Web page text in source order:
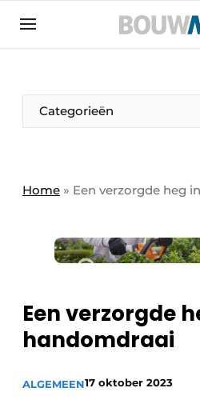
Aanmelden
Bedrijven
Bedrijven
Evenement aanmelden
Nieuwsbrief
Podcasts
Categorieën
Home » Een verzorgde heg
Een verzorgde
handomdraai
ALGEMEEN17 oktober 2023